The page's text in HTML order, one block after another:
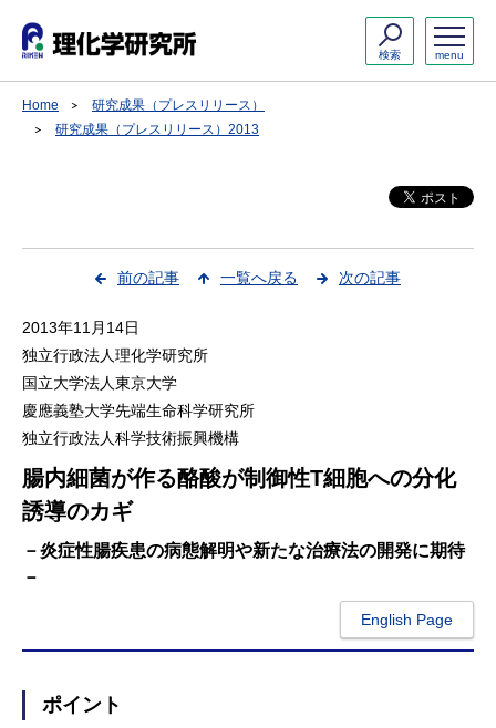
menu
検索
Home
研究成果（プレスリリース）
研究成果（プレスリリース）2013
前の記事 一覧へ戻る 次の記事
2013年11月14日
独立行政法人理化学研究所
国立大学法人東京大学
慶應義塾大学先端生命科学研究所
独立行政法人科学技術振興機構
腸内細菌が作る酪酸が制御性T細胞への分化
誘導のカギ
－炎症性腸疾患の病態解明や新たな治療法の開発に期待
－
English Page
ポイント